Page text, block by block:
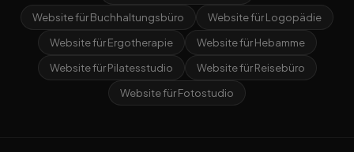
Website für Buchhaltungsbüro
Website für Logopädie
Website für Ergotherapie
Website für Hebamme
Website für Pilatesstudio
Website für Reisebüro
Website für Fotostudio